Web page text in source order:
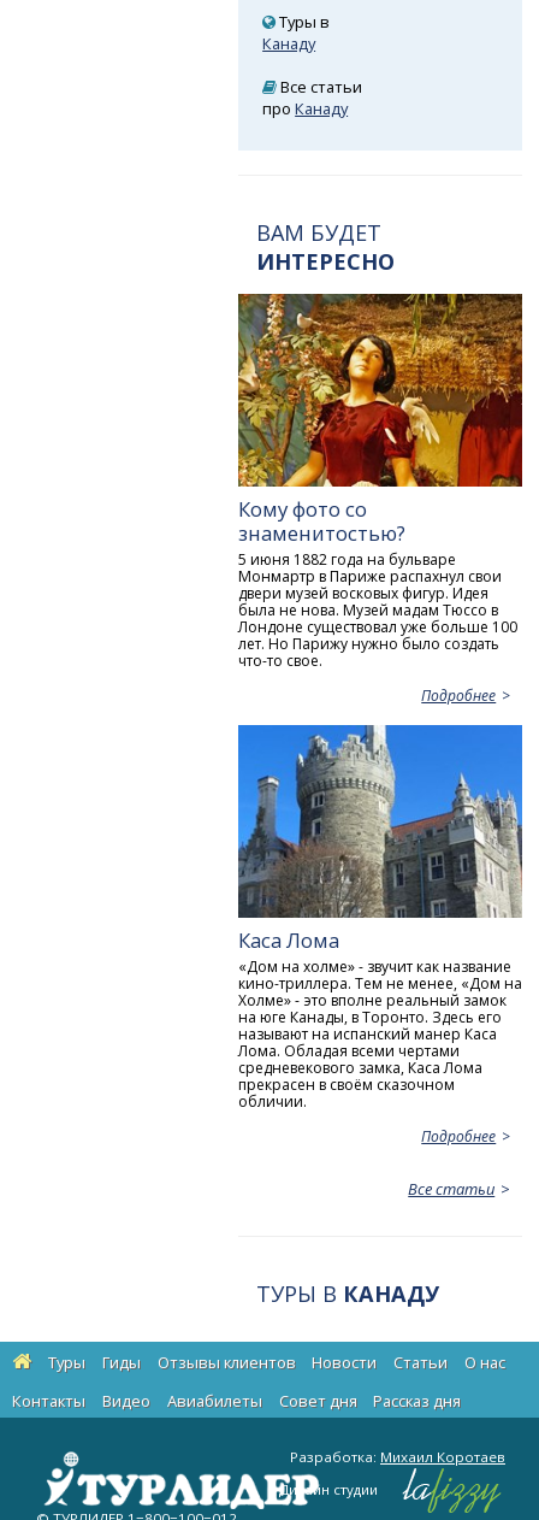
Туры в
Канаду
Все статьи
проКанаду
ВАМ БУДЕТ
ИНТЕРЕСНО
Кому фото со
знаменитостью?
5 июня 1882 года на бульваре
Монмартр в Париже распахнул свои
двери музей восковых фигур. Идея
была не нова. Музей мадам Тюссо в
Лондоне существовал уже больше 100
лет. Но Парижу нужно было создать
что-то свое.
Подробнее
Каса Лома
«Дом на холме» - звучит как название
кино-триллера. Тем не менее, «Дом на
Холме» - это вполне реальный замок
на юге Канады, в Торонто. Здесь его
называют на испанский манер Каса
Лома. Обладая всеми чертами
средневекового замка, Каса Лома
прекрасен в своём сказочном
обличии.
Подробнее
Все статьи
ТУРЫ В КАНАДУ
Туры Гиды Отзывы клиентов Новости Статьи
О нас
Контакты
Видео Авиабилеты Cовет дня Рассказ дня
Разработка: Михаил Коротаев
Дизайн студии